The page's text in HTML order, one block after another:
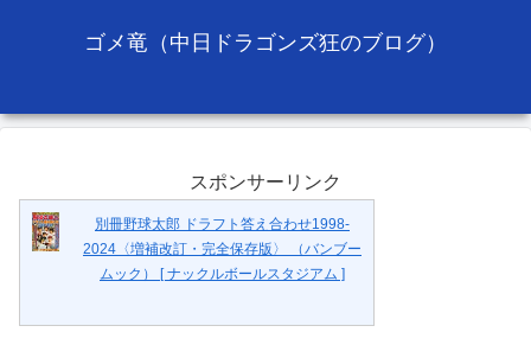
ゴメ竜（中日ドラゴンズ狂のブログ）
スポンサーリンク
別冊野球太郎 ドラフト答え合わせ1998-
2024〈増補改訂・完全保存版〉 （バンブー
ムック） [ ナックルボールスタジアム ]